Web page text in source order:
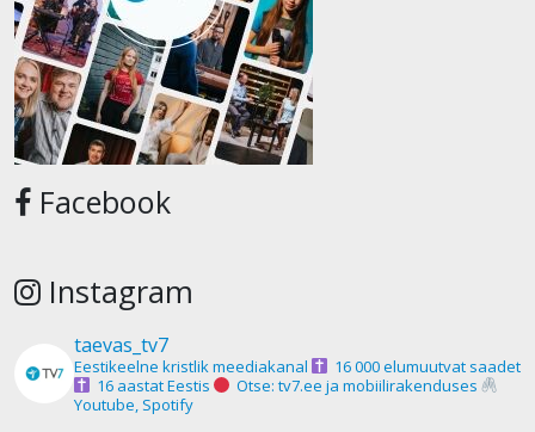
Facebook
Instagram
taevas_tv7
Eestikeelne kristlik meediakanal
16 000 elumuutvat saadet
16 aastat Eestis
Otse: tv7.ee ja mobiilirakenduses
Youtube, Spotify